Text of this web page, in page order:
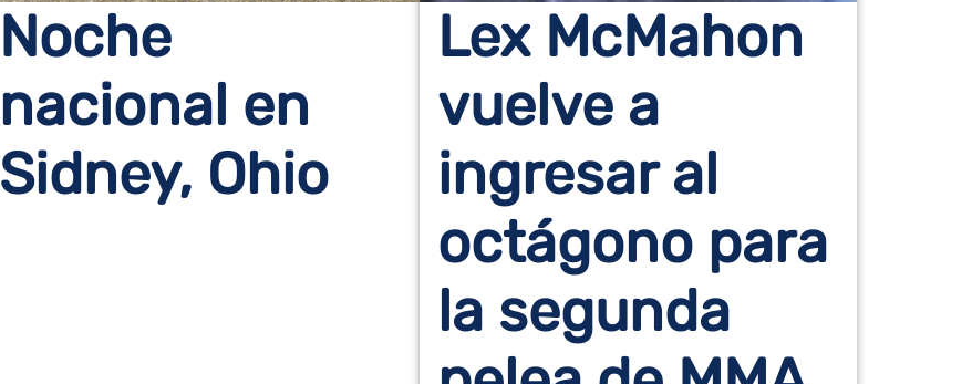
Noche
nacional en
Sidney, Ohio
Lex McMahon
vuelve a
ingresar al
octágono para
la segunda